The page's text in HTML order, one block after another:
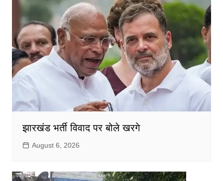
झारखंड भर्ती विवाद पर बोले खरगे
August 6, 2026